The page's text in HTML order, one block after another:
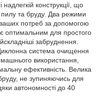
надлегкій конструкції, що
пилу та бруду. Два режими
потреб за допомогою
оптимальним для простого
забруднення.
система очищення
використання,
ефективність. Велика
не зупиняючись для
автономності до 40